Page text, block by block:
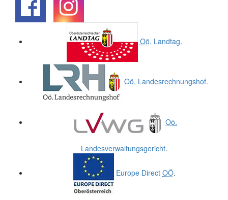
Oö. Landtag.
Oö. Landesrechnungshof.
Oö.
Landesverwaltungsgericht.
Europe Direct OÖ.